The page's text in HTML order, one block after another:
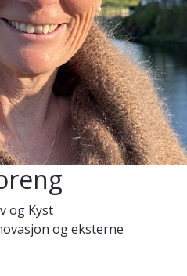
og Kyst
og eksterne